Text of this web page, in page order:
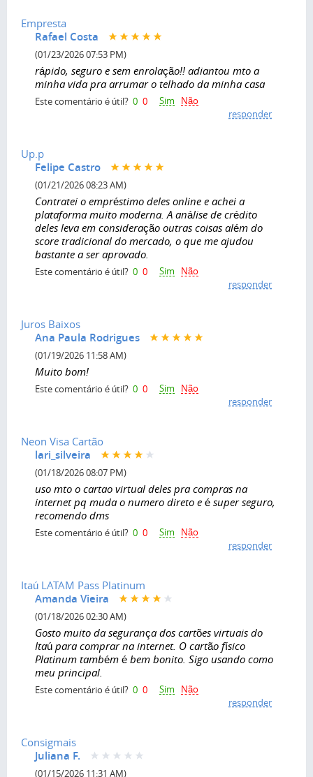
Empresta
Rafael Costa
(01/23/2026 07:53 PM)
rápido, seguro e sem enrolação!! adiantou mto a
minha vida pra arrumar o telhado da minha casa
Este comentário é útil? 0 0 Sim
Não
responder
Up.p
Felipe Castro
(01/21/2026 08:23 AM)
Contratei o empréstimo deles online e achei a
plataforma muito moderna. A análise de crédito
deles leva em consideração outras coisas além do
score tradicional do mercado, o que me ajudou
bastante a ser aprovado.
Este comentário é útil? 0 0 Sim
Não
responder
Juros Baixos
Ana Paula Rodrigues
(01/19/2026 11:58 AM)
Muito bom!
Este comentário é útil? 0 0 Sim
Não
responder
Neon Visa Cartão
lari_silveira
(01/18/2026 08:07 PM)
uso mto o cartao virtual deles pra compras na
internet pq muda o numero direto e é super seguro,
recomendo dms
Este comentário é útil? 0 0 Sim
Não
responder
Itaú LATAM Pass Platinum
Amanda Vieira
(01/18/2026 02:30 AM)
Gosto muito da segurança dos cartões virtuais do
Itaú para comprar na internet. O cartão físico
Platinum também é bem bonito. Sigo usando como
meu principal.
Este comentário é útil? 0 0 Sim
Não
responder
Consigmais
Juliana F.
(01/15/2026 11:31 AM)